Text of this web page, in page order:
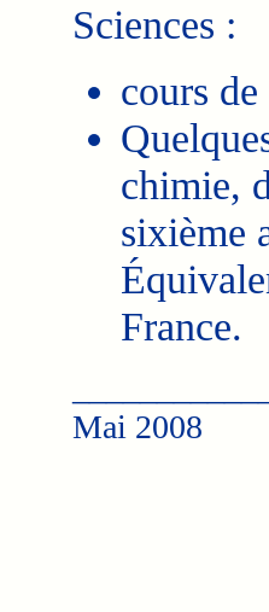
Sciences :
cours
chimie,
sixième
France.
Mai 2008